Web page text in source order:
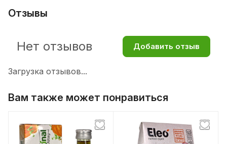
Отзывы
Загрузка отзывов...
Нет отзывов Добавить отзыв
Вам также может понравиться